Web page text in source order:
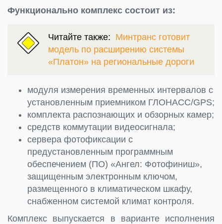
Функционально комплекс состоит из:
Читайте также: Минтранс готовит
модель по расширению системы
«Платон» на региональные дороги
модуля измерения временных интервалов с
установленным приемником ГЛОНАСС/GPS;
комплекта распознающих и обзорных камер;
средств коммутации видеосигнала;
сервера фотофиксации с
предустановленным программным
обеспечением (ПО) «Ангел: Фотофиниш»,
защищенным электронным ключом,
размещенного в климатическом шкафу,
снабженном системой климат контроля.
Комплекс выпускается в варианте исполнения